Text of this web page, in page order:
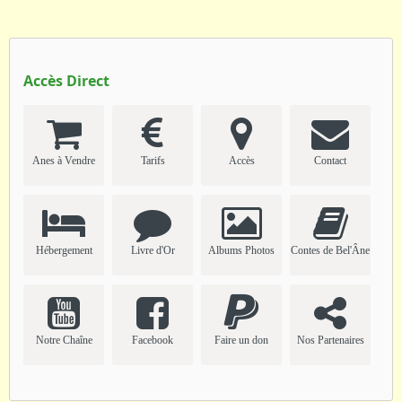
Accès Direct
Anes à Vendre Tarifs Accès Contact
Hébergement Livre d'Or Albums Photos Contes de Bel'Âne
Notre Chaîne Facebook Faire un don Nos Partenaires